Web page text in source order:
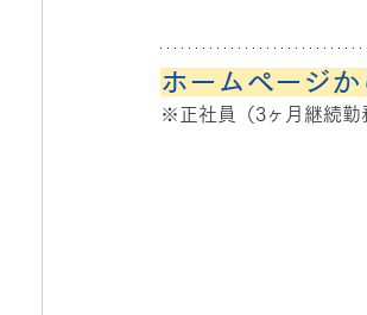
ホームページ
※正社員（3ヶ月継続勤